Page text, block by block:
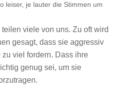
leiser, je lauter die Stimmen um
viele von uns. Zu oft wird
gesagt, dass sie aggressiv
viel fordern. Dass ihre
genug sei, um sie